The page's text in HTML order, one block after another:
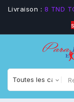
Livraison : 8 TND